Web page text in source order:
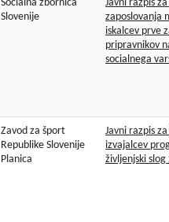
Socialna zbornica
Slovenije
Javni razpis
zaposlovanja
iskalcev prve
pripravnikov
socialnega
Zavod za šport
Republike Slovenije
Planica
Javni razpis
izvajalcev
življenjski